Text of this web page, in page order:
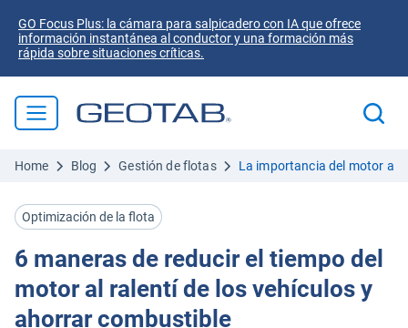
GO Focus Plus: la cámara para salpicadero con IA que ofrece
información instantánea al conductor y una formación más
rápida sobre situaciones críticas.
Home Blog Gestión de flotas La importancia del motor al
Optimización de la flota
6 maneras de reducir el tiempo del
motor al ralentí de los vehículos y
ahorrar combustible